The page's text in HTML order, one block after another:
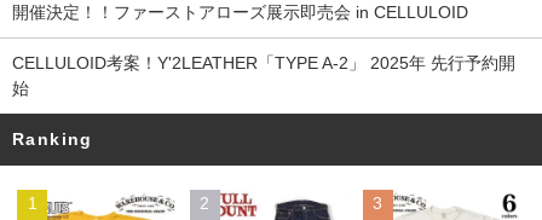
開催決定！！ファーストアローズ展示即売会 in CELLULOID
CELLULOID考案！Y'2LEATHER「TYPE A-2」 2025年 先行予約開
始
Ranking
1 2 3